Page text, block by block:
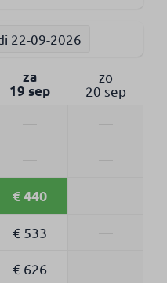
22-09-2026
za
19 sep
zo
20 sep
€ 440
€ 533
€ 626